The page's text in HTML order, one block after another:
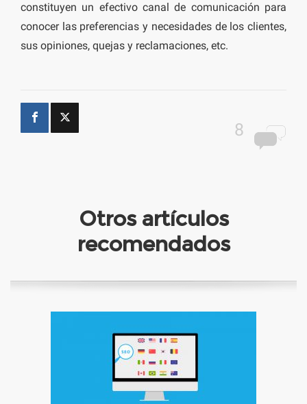
constituyen un efectivo canal de comunicación para
conocer las preferencias y necesidades de los clientes,
sus opiniones, quejas y reclamaciones, etc.
8
Otros artículos
recomendados